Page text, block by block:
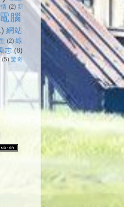
情 (2) 新
電腦
網站
(2) 線
志 (8)
(5) 驚奇